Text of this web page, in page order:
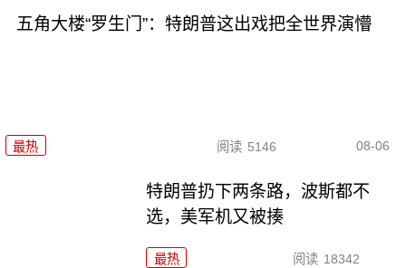
五角大楼“罗生门”：特朗普这出戏把全世界演懵
最热 阅读 5146 08-06
特朗普扔下两条路，波斯都不
选，美军机又被揍
最热 阅读 18342